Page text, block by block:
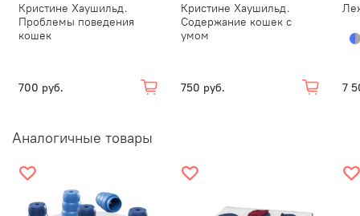
Кристине Хаушильд.
Проблемы поведения
кошек
700 руб.
Кристине Хаушильд.
Содержание кошек с
умом
750 руб. 7
Аналогичные товары